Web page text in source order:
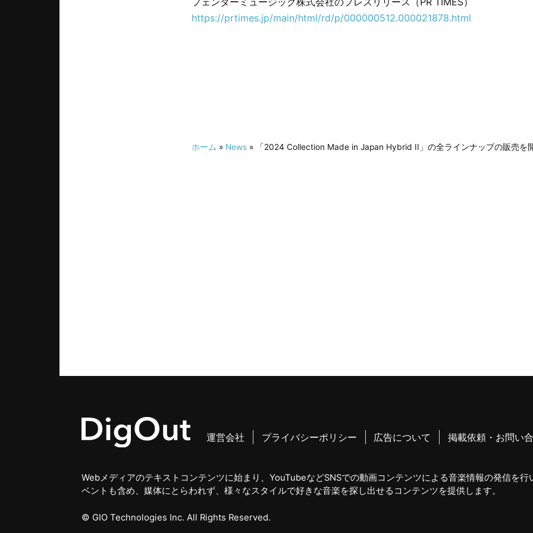
https://prtimes.jp/main/html/rd/p/000000512.000021878.html
ホーム » News » 「2024 Collection Made in Japan Hybrid II」の全ラインナップの販売を
運営会社 プライバシーポリシー 広告について 掲載依頼・お問い
Webメディアのテキストコンテンツに始まり、YouTubeなどSNSでの動画コンテンツによる音楽情報の発信を
ベントも含め、媒体にとらわれず、様々なスタイルで好きな音楽を探し出せるコンテンツを提供します。
© GIO Technologies Inc. All Rights Reserved.